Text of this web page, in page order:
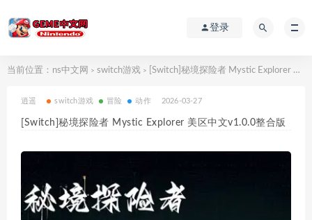
登录
当前位置： ns中文网 > switch游戏 > [Switch]秘境探险者 Mystic Explorer 美区中文v1.0.0整合版
逍遥 switch游戏 冒险 动作 2026-03-27
[Switch]秘境探险者 Mystic Explorer 美区中文v1.0.0整合版